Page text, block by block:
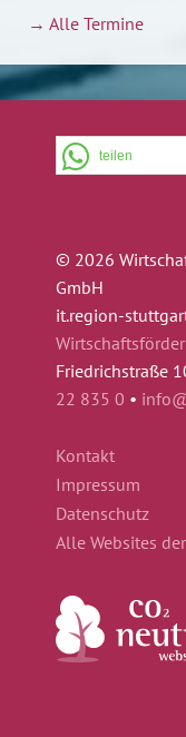
→ Alle Termine
teilen
© 2026
GmbH
it.region-
Friedrichstraße
22 835 0 •
Kontakt
Impressum
Datenschutz
Alle Websites